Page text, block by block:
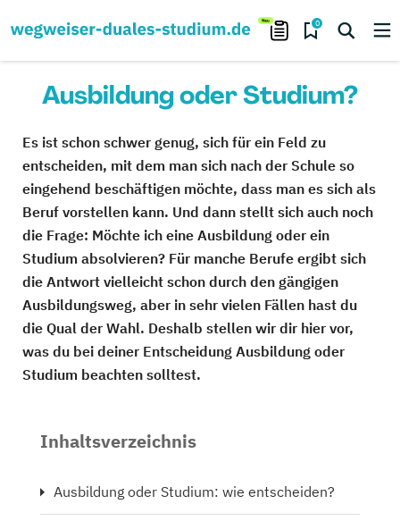
0
Ausbildung oder Studium?
Es ist schon schwer genug, sich für ein Feld zu
entscheiden, mit dem man sich nach der Schule so
eingehend beschäftigen möchte, dass man es sich als
Beruf vorstellen kann. Und dann stellt sich auch noch
die Frage: Möchte ich eine Ausbildung oder ein
Studium absolvieren? Für manche Berufe ergibt sich
die Antwort vielleicht schon durch den gängigen
Ausbildungsweg, aber in sehr vielen Fällen hast du
die Qual der Wahl. Deshalb stellen wir dir hier vor,
was du bei deiner Entscheidung Ausbildung oder
Studium beachten solltest.
Inhaltsverzeichnis
Ausbildung oder Studium: wie entscheiden?